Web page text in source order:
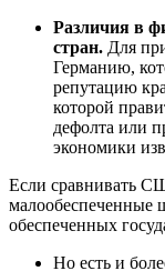
Различия в
стран. Для
Германию,
репутацию
которой
дефолта или
экономики
Если сравнивать
малообеспеченные
обеспеченных
Но есть и